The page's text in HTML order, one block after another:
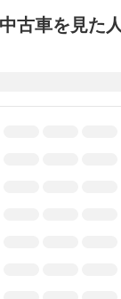
古車を見た